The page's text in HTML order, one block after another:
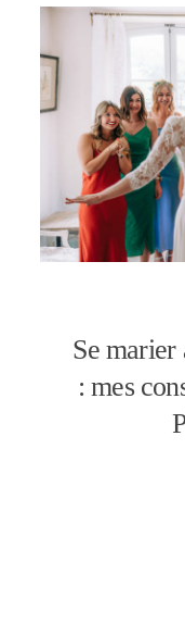
MES CONSEILS
ENGLISH
CONTACT
Se
: mes